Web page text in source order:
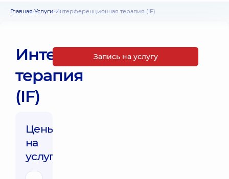
Главная Услуги Интерференционная терапия (IF)
Интерференционная
терапия
(IF)
Цены
на
услуги:
Запись на услугу